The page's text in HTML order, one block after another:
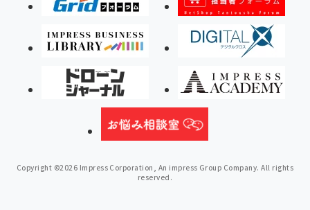
Copyright ©2026 Impress Corporation, An impress Group Company. All rights
reserved.